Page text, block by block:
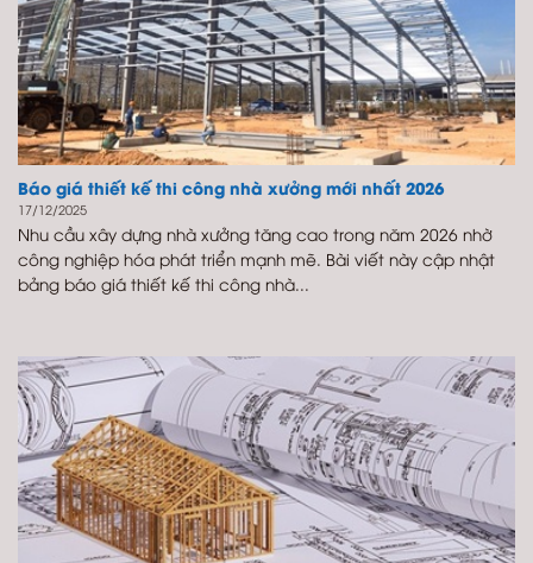
Báo giá thiết kế thi công nhà xưởng mới nhất 2026
17/12/2025
Nhu cầu xây dựng nhà xưởng tăng cao trong năm 2026 nhờ
công nghiệp hóa phát triển mạnh mẽ. Bài viết này cập nhật
bảng báo giá thiết kế thi công nhà...